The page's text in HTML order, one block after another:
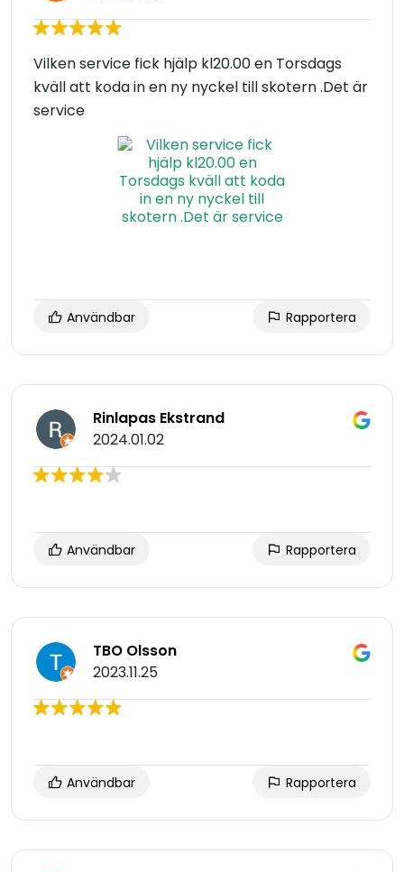
Vilken service fick hjälp kl20.00 en Torsdags
kväll att koda in en ny nyckel till skotern .Det är
service
Användbar Rapportera
Rinlapas Ekstrand
2024.01.02
Användbar Rapportera
TBO Olsson
2023.11.25
Användbar Rapportera